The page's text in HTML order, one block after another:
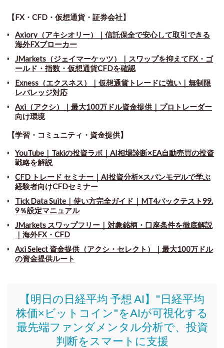
【FX・CFD・仮想通貨・証券会社】
Axiory（アキシオリー）｜信託保全で安心して取引できる
海外FXブローカー
JMarkets（ジェイマーケッツ）｜スワップを抑えてFX・ゴ
ールド・指数・仮想通貨CFDを確認
Exness（エクスネス）｜仮想通貨トレードに強い｜無制限
レバレッジ対応
Axi（アクシ）｜最大100万ドル資金提供｜プロトレーダー
向け環境
【学習・コミュニティ・資金提供】
YouTube｜Takiの投資ラボ｜AI相場診断×EA自動売買の投資
戦略を解説
CFD トレード セミナー ｜ AI投資分析×スパンモデルで学ぶ
経験者向けCFDセミナー
Tick Data Suite ｜ 使い方完全ガイド｜MT4バックテスト99.
9％設定マニュアル
JMarkets スワップフリー ｜ 対象銘柄・口座条件を徹底解説
｜海外FX・CFD
Axi Select 資金提供（アクシ・セレクト）｜最大100万ドル
の資金提供ルート
【明日の日経平均 予想 AI】"日経平均
株価×ビットコイン"をAIが可視化する
最先端ファンダメンタル分析で、投資
判断をスマートに支援